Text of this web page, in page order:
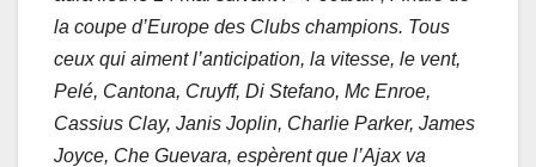
la coupe d’Europe des Clubs champions. Tous
ceux qui aiment l’anticipation, la vitesse, le vent,
Pelé, Cantona, Cruyff, Di Stefano, Mc Enroe,
Cassius Clay, Janis Joplin, Charlie Parker, James
Joyce, Che Guevara, espèrent que l’Ajax va